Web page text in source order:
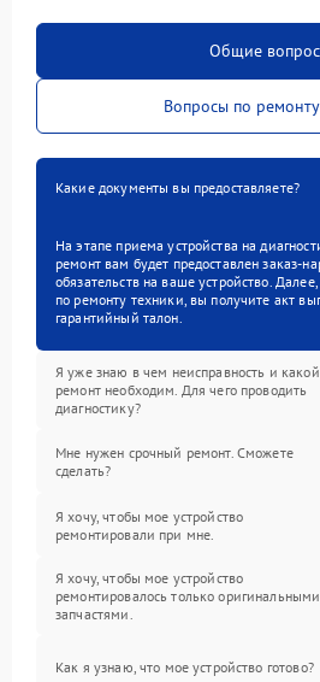
Общие
Вопросы по
Какие документы вы предоставляете?
На этапе приема устройства на
ремонт вам будет предоставлен заказ-
обязательств на ваше устройство.
по ремонту техники, вы получите акт
гарантийный талон.
Я уже знаю в чем неисправность и какой
ремонт необходим. Для чего проводить
диагностику?
Мне нужен срочный ремонт. Сможете
сделать?
Я хочу, чтобы мое устройство
ремонтировали при мне.
Я хочу, чтобы мое устройство
ремонтировалось только оригинальными
запчастями.
Как я узнаю, что мое устройство готово?